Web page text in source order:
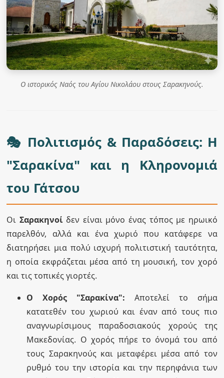
Ο ιστορικός Ναός του Αγίου Νικολάου στους Σαρακηνούς.
🎭 Πολιτισμός & Παραδόσεις: Η
"Σαρακίνα" και η Κληρονομιά
του Γάτσου
Οι Σαρακηνοίδεν είναι μόνο ένας τόπος με ηρωικό
παρελθόν, αλλά και ένα χωριό που κατάφερε να
διατηρήσει μια πολύ ισχυρή πολιτιστική ταυτότητα,
η οποία εκφράζεται μέσα από τη μουσική, τον χορό
και τις τοπικές γιορτές.
Ο Χορός "Σαρακίνα": Αποτελεί το σήμα
κατατεθέν του χωριού και έναν από τους πιο
αναγνωρίσιμους παραδοσιακούς χορούς της
Μακεδονίας. Ο χορός πήρε το όνομά του από
τους Σαρακηνούς και μεταφέρει μέσα από τον
ρυθμό του την ιστορία και την περηφάνια των